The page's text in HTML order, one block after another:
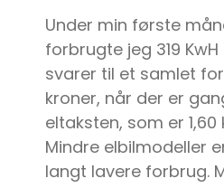
Under min første
forbrugte jeg 319
svarer til et samlet
kroner, når der er
eltaksten, som er 1,60
Mindre elbilmodeller
langt lavere forbrug.